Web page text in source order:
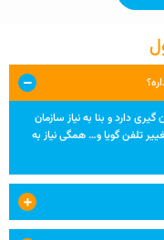
دارد و بنا به نیاز سازمان
تلفن گویا و… همگی نیاز به